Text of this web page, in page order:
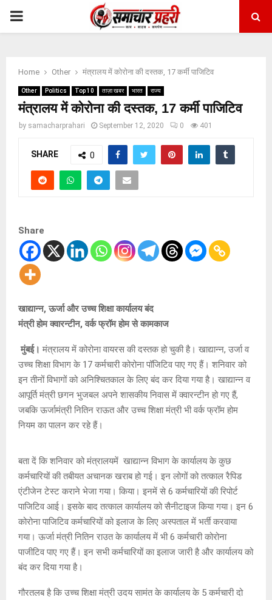
PRIMARY
Home Other मंत्रालय में कोरोना की दस्तक, 17 कर्मी पाजिटिव
Other Politics Top 10 ताज़ा खबर भारत राज्य
मंत्रालय में कोरोना की दस्तक, 17 कर्मी पाजिटिव
by samacharprahari September 12, 2020 0 401
SHARE 0
Share
खाद्यान्न, ऊर्जा और उच्च शिक्षा कार्यालय बंद
मंत्री होम क्वारन्टीन, वर्क फ्रॉम होम से कामकाज
मुंबई। मंत्रालय में कोरोना वायरस की दस्तक हो चुकी है। खाद्यान्न, उर्जा व
उच्च शिक्षा विभाग के 17 कर्मचारी कोरोना पॉजिटिव पाए गए हैं। शनिवार को
इन तीनों विभागों को अनिश्चितकाल के लिए बंद कर दिया गया है। खाद्यान्न व
आपूर्ति मंत्री छगन भुजबल अपने शासकीय निवास में क्वारन्टीन हो गए हैं,
जबकि ऊर्जामंत्री नितिन राऊत और उच्च शिक्षा मंत्री भी वर्क फ्रॉम होम
नियम का पालन कर रहे हैं।
बता दें कि शनिवार को मंत्रालयमें खाद्यान्न विभाग के कार्यालय के कुछ
कर्मचारियों की तबीयत अचानक खराब हो गई। इन लोगों को तत्काल रैपिड
एंटीजेन टेस्ट कराने भेजा गया। किया। इनमें से 6 कर्मचारियों की रिपोर्ट
पाजिटिव आई। इसके बाद तत्काल कार्यालय को सैनीटाइज किया गया। इन 6
कोरोना पाजिटिव कर्मचारियों को इलाज के लिए अस्पताल में भर्ती करवाया
गया। ऊर्जा मंत्री नितिन राउत के कार्यालय में भी 6 कर्मचारी कोरोना
पाजीटिव पाए गए हैं। इन सभी कर्मचारियों का इलाज जारी है और कार्यालय को
बंद कर दिया गया है।
गौरतलब है कि उच्च शिक्षा मंत्री उदय सामंत के कार्यालय के 5 कर्मचारी दो